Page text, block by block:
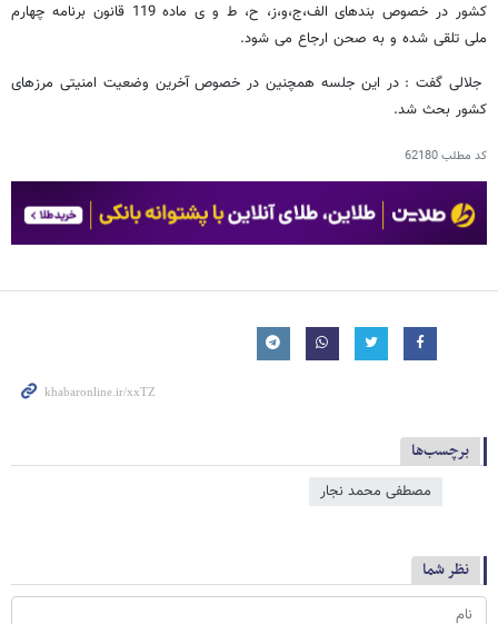
کشور در خصوص بندهای الف،ج،و،ز، ح، ط و ی ماده 119 قانون برنامه چهارم
ملی تلقی شده و به صحن ارجاع می شود.
جلالی گفت : در این جلسه همچنین در خصوص آخرین وضعیت امنیتی مرزهای
کشور بحث شد.
کد مطلب62180
برچسب‌ها
مصطفی محمد نجار
نظر شما